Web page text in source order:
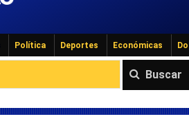
Política Deportes Económicas
Buscar